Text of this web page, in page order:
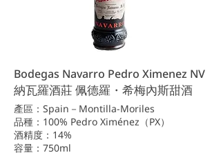
Bodegas Navarro Pedro Ximenez NV
納瓦羅酒莊 佩德羅・希梅內斯甜酒
產區：Spain－Montilla-Moriles
品種：100% Pedro Ximénez（PX）
酒精度：14%
容量：750ml